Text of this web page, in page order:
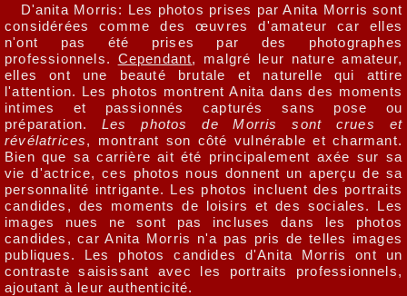
D'anita Morris: Les photos prises par Anita Morris sont
considérées comme des œuvres d'amateur car elles
n'ont pas été prises par des photographes
professionnels. Cependant, malgré leur nature amateur,
elles ont une beauté brutale et naturelle qui attire
l'attention. Les photos montrent Anita dans des moments
intimes et passionnés capturés sans pose ou
préparation.Les photos de Morris sont crues et
révélatrices, montrant son côté vulnérable et charmant.
Bien que sa carrière ait été principalement axée sur sa
vie d'actrice, ces photos nous donnent un aperçu de sa
personnalité intrigante. Les photos incluent des portraits
candides, des moments de loisirs et des sociales. Les
images nues ne sont pas incluses dans les photos
candides, car Anita Morris n'a pas pris de telles images
publiques. Les photos candides d'Anita Morris ont un
contraste saisissant avec les portraits professionnels,
ajoutant à leur authenticité.